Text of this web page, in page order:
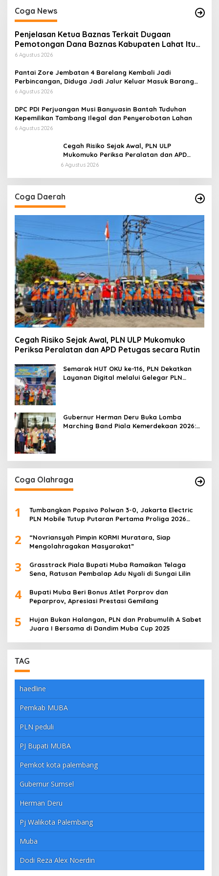
Coga News
Penjelasan Ketua Baznas Terkait Dugaan
Pemotongan Dana Baznas Kabupaten Lahat Itu
Tidak Benar
6 Agustus 2026
Pantai Zore Jembatan 4 Barelang Kembali Jadi
Perbincangan, Diduga Jadi Jalur Keluar Masuk Barang
Tanpa Dokumen Kepabeanan, Nama Berinisial WL
di Kawasan Pesisir
6 Agustus 2026
DPC PDI Perjuangan Musi Banyuasin Bantah Tuduhan
Kepemilikan Tambang Ilegal dan Penyerobotan Lahan
6 Agustus 2026
Cegah Risiko Sejak Awal, PLN ULP
Mukomuko Periksa Peralatan dan APD
Petugas secara Rutin
6 Agustus 2026
Coga Daerah
Cegah Risiko Sejak Awal, PLN ULP Mukomuko
Periksa Peralatan dan APD Petugas secara Rutin
Semarak HUT OKU ke-116, PLN Dekatkan
Layanan Digital melalui Gelegar PLN
Gubernur Herman Deru Buka Lomba
Marching Band Piala Kemerdekaan 2026:
Coga Olahraga
1
Tumbangkan Popsivo Polwan 3-0, Jakarta Electric
PLN Mobile Tutup Putaran Pertama Proliga 2026
2
“Novriansyah Pimpin KORMI Muratara, Siap
Mengolahragakan Masyarakat”
3
Grasstrack Piala Bupati Muba Ramaikan Telaga
Sena, Ratusan Pembalap Adu Nyali di Sungai Lilin
4
Bupati Muba Beri Bonus Atlet Porprov dan
Peparprov, Apresiasi Prestasi Gemilang
5
Hujan Bukan Halangan, PLN dan Prabumulih A Sabet
Juara I Bersama di Dandim Muba Cup 2025
TAG
haedline
Pemkab MUBA
PLN peduli
PJ Bupati MUBA
Pemkot kota palembang
Gubernur Sumsel
Herman Deru
Pj Walikota Palembang
Muba
Dodi Reza Alex Noerdin